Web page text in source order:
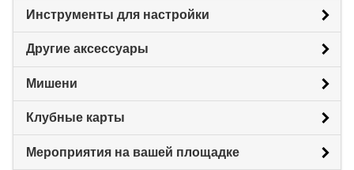
Инструменты для настройки
Другие аксессуары
Мишени
Клубные карты
Мероприятия на вашей площадке